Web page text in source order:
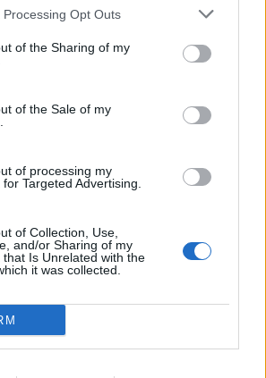
Opt Outs
of the Sharing of my
of the Sale of my
of processing my
Targeted Advertising.
of Collection, Use,
and/or Sharing of my
that Is Unrelated with the
it was collected.
τεύχους